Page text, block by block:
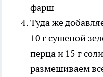
Туда же
10 г сушеной
перца и 15 г
размешиваем